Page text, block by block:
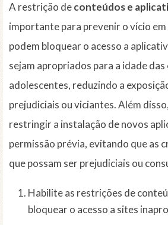
A restrição deconteúdos e
importante para prevenir o vício em
podem bloquear o acesso a
sejam apropriados para a idade das
adolescentes, reduzindo a
prejudiciais ou viciantes. Além
restringir a instalação de novos
permissão prévia, evitando que as
que possam ser prejudiciais ou
Habilite as restrições de
bloquear o acesso a sites